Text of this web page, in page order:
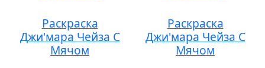
Раскраска
Джи'мара Чейза С
Мячом
Раскраска
Джи'мара Чейза С
Мячом